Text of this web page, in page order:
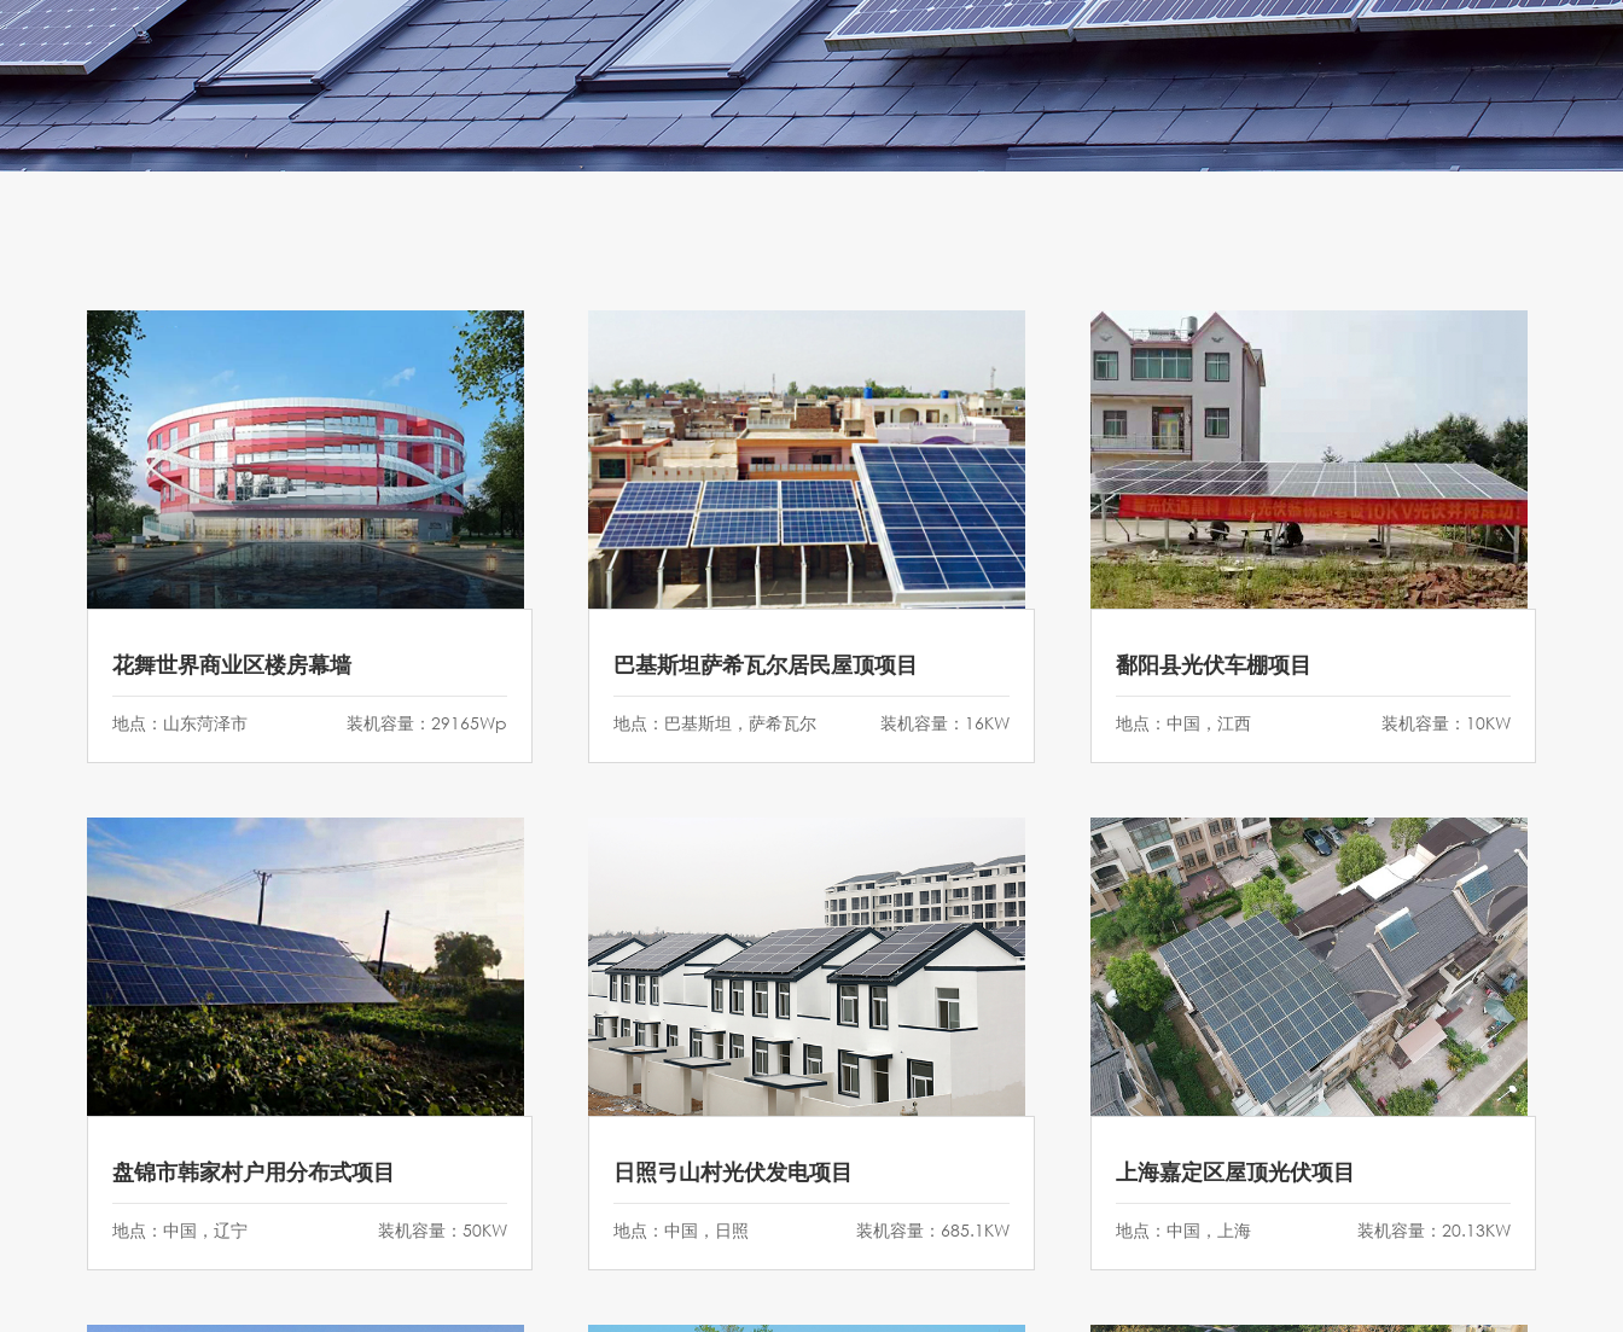
花舞世界商业区楼房幕墙
地点：山东菏泽市 装机容量：29165Wp
巴基斯坦萨希瓦尔居民屋顶项目
地点：巴基斯坦，萨希瓦尔 装机容量：16KW
鄱阳县光伏车棚项目
地点：中国，江西 装机容量：10KW
盘锦市韩家村户用分布式项目
地点：中国，辽宁 装机容量：50KW
日照弓山村光伏发电项目
地点：中国，日照 装机容量：685.1KW
上海嘉定区屋顶光伏项目
地点：中国，上海 装机容量：20.13KW